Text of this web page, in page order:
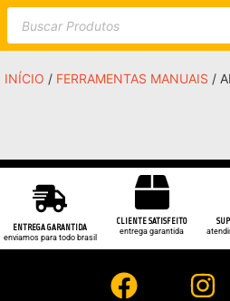
INÍCIO / FERRAMENTAS MANUAIS /
ENTREGA GARANTIDA
enviamos para todo brasil
CLIENTE SATISFEITO
entrega garantida